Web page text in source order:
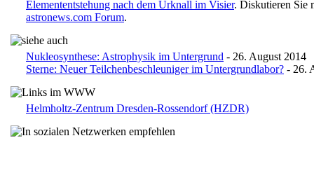
Elemententstehung nach dem Urknall im Visier. Diskutieren Sie
astronews.com Forum.
Nukleosynthese: Astrophysik im Untergrund - 26. August 2014
Sterne: Neuer Teilchenbeschleuniger im Untergrundlabor? - 26.
Helmholtz-Zentrum Dresden-Rossendorf (HZDR)